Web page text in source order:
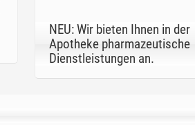
NEU: Wir bieten Ihnen in der
Apotheke pharmazeutische
Dienstleistungen an.